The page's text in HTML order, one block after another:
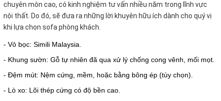
chuyên môn cao, có kinh nghiệm tư vấn nhiều năm trong lĩnh vực
nội thất. Do đó, sẽ đưa ra những lời khuyên hữu ích dành cho quý vị
khi lựa chọn sofa phòng khách.
- Vỏ bọc: Simili Malaysia.
- Khung sườn: Gỗ tự nhiên đã qua xử lý chống cong vênh, mối mọt.
- Đệm mút: Nệm cứng, mềm, hoặc bằng bông ép (tùy chọn).
- Lò xo: Lõi thép cứng có độ bền cao.